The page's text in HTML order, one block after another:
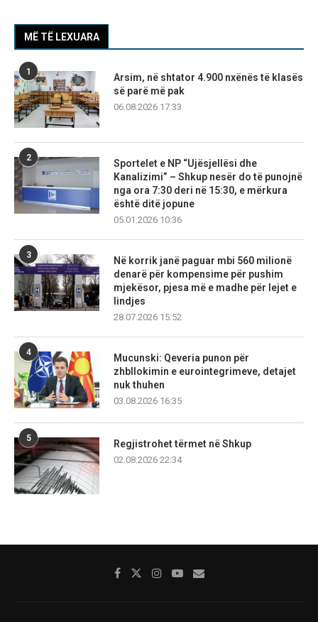
MË TË LEXUARA
1
Arsim, në shtator 4.900 nxënës të klasës
së parë më pak
06.08.2026 17:33
2
Sportelet e NP “Ujësjellësi dhe
Kanalizimi” – Shkup nesër do të punojnë
nga ora 7:30 deri në 15:30, e mërkura
është ditë jopune
05.01.2026 10:36
3
Në korrik janë paguar mbi 560 milionë
denarë për kompensime për pushim
mjekësor, pjesa më e madhe për lejet e
lindjes
28.07.2026 15:52
4
Mucunski: Qeveria punon për
zhbllokimin e eurointegrimeve, detajet
nuk thuhen
03.08.2026 16:35
5
Regjistrohet tërmet në Shkup
02.08.2026 22:34